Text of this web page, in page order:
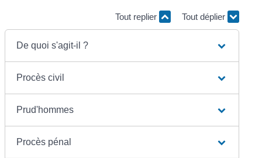
Tout replier Tout déplier
De quoi s'agit-il ?
Procès civil
Prud'hommes
Procès pénal